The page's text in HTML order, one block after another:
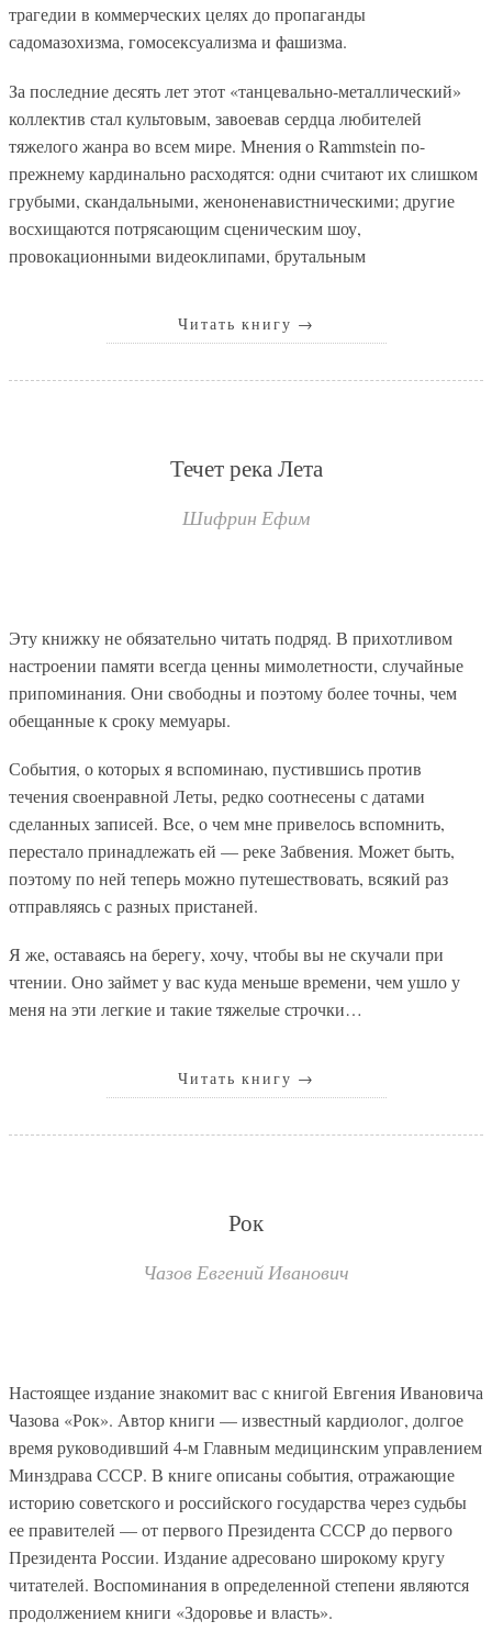
трагедии в коммерческих целях до пропаганды
садомазохизма, гомосексуализма и фашизма.
За последние десять лет этот «танцевально-металлический»
коллектив стал культовым, завоевав сердца любителей
тяжелого жанра во всем мире. Мнения о Rammstein по-
прежнему кардинально расходятся: одни считают их слишком
грубыми, скандальными, женоненавистническими; другие
восхищаются потрясающим сценическим шоу,
провокационными видеоклипами, брутальным
Читать книгу →
Течет река Лета
Шифрин Ефим
Эту книжку не обязательно читать подряд. В прихотливом
настроении памяти всегда ценны мимолетности, случайные
припоминания. Они свободны и поэтому более точны, чем
обещанные к сроку мемуары.
События, о которых я вспоминаю, пустившись против
течения своенравной Леты, редко соотнесены с датами
сделанных записей. Все, о чем мне привелось вспомнить,
перестало принадлежать ей — реке Забвения. Может быть,
поэтому по ней теперь можно путешествовать, всякий раз
отправляясь с разных пристаней.
Я же, оставаясь на берегу, хочу, чтобы вы не скучали при
чтении. Оно займет у вас куда меньше времени, чем ушло у
меня на эти легкие и такие тяжелые строчки…
Читать книгу →
Рок
Чазов Евгений Иванович
Настоящее издание знакомит вас с книгой Евгения Ивановича
Чазова «Рок». Автор книги — известный кардиолог, долгое
время руководивший 4-м Главным медицинским управлением
Минздрава СССР. В книге описаны события, отражающие
историю советского и российского государства через судьбы
ее правителей — от первого Президента СССР до первого
Президента России. Издание адресовано широкому кругу
читателей. Воспоминания в определенной степени являются
продолжением книги «Здоровье и власть».